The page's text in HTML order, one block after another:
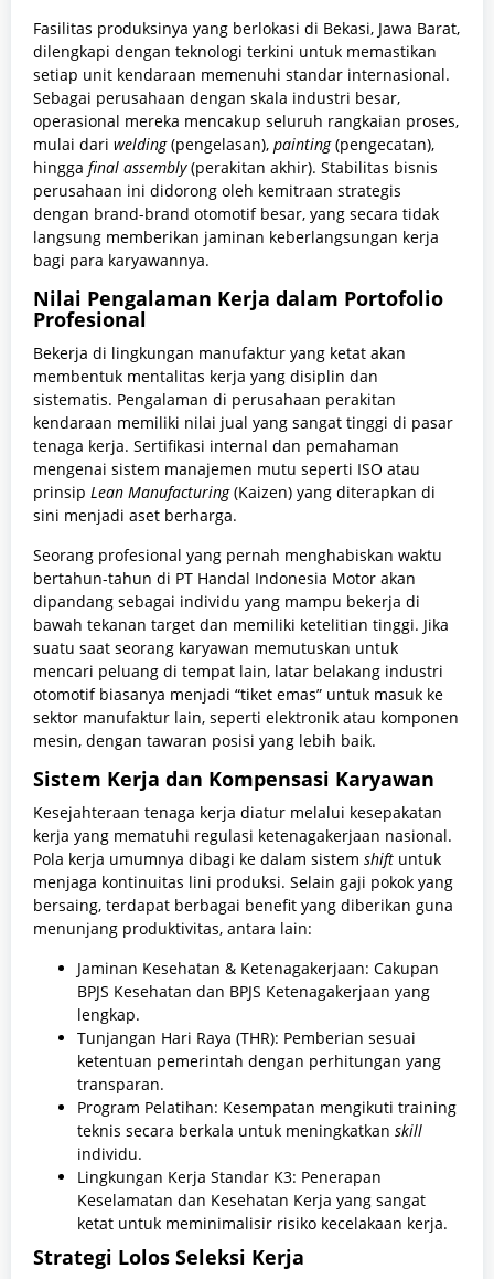
Fasilitas produksinya yang berlokasi di Bekasi, Jawa Barat,
dilengkapi dengan teknologi terkini untuk memastikan
setiap unit kendaraan memenuhi standar internasional.
Sebagai perusahaan dengan skala industri besar,
operasional mereka mencakup seluruh rangkaian proses,
mulai dari welding(pengelasan), painting(pengecatan),
hingga final assembly(perakitan akhir). Stabilitas bisnis
perusahaan ini didorong oleh kemitraan strategis
dengan brand-brand otomotif besar, yang secara tidak
langsung memberikan jaminan keberlangsungan kerja
bagi para karyawannya.
Nilai Pengalaman Kerja dalam Portofolio
Profesional
Bekerja di lingkungan manufaktur yang ketat akan
membentuk mentalitas kerja yang disiplin dan
sistematis. Pengalaman di perusahaan perakitan
kendaraan memiliki nilai jual yang sangat tinggi di pasar
tenaga kerja. Sertifikasi internal dan pemahaman
mengenai sistem manajemen mutu seperti ISO atau
prinsip Lean Manufacturing(Kaizen) yang diterapkan di
sini menjadi aset berharga.
Seorang profesional yang pernah menghabiskan waktu
bertahun-tahun di PT Handal Indonesia Motor akan
dipandang sebagai individu yang mampu bekerja di
bawah tekanan target dan memiliki ketelitian tinggi. Jika
suatu saat seorang karyawan memutuskan untuk
mencari peluang di tempat lain, latar belakang industri
otomotif biasanya menjadi “tiket emas” untuk masuk ke
sektor manufaktur lain, seperti elektronik atau komponen
mesin, dengan tawaran posisi yang lebih baik.
Sistem Kerja dan Kompensasi Karyawan
Kesejahteraan tenaga kerja diatur melalui kesepakatan
kerja yang mematuhi regulasi ketenagakerjaan nasional.
Pola kerja umumnya dibagi ke dalam sistem shift untuk
menjaga kontinuitas lini produksi. Selain gaji pokok yang
bersaing, terdapat berbagai benefit yang diberikan guna
menunjang produktivitas, antara lain:
Jaminan Kesehatan & Ketenagakerjaan: Cakupan
BPJS Kesehatan dan BPJS Ketenagakerjaan yang
lengkap.
Tunjangan Hari Raya (THR): Pemberian sesuai
ketentuan pemerintah dengan perhitungan yang
transparan.
Program Pelatihan: Kesempatan mengikuti training
teknis secara berkala untuk meningkatkan skill
individu.
Lingkungan Kerja Standar K3: Penerapan
Keselamatan dan Kesehatan Kerja yang sangat
ketat untuk meminimalisir risiko kecelakaan kerja.
Strategi Lolos Seleksi Kerja